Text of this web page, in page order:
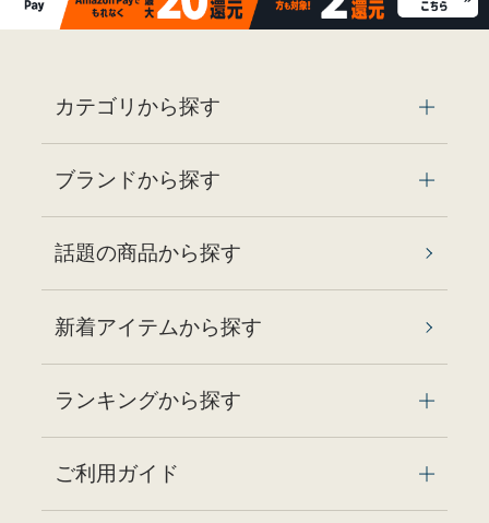
カテゴリから探す
ブランドから探す
話題の商品から探す
新着アイテムから探す
ランキングから探す
ご利用ガイド